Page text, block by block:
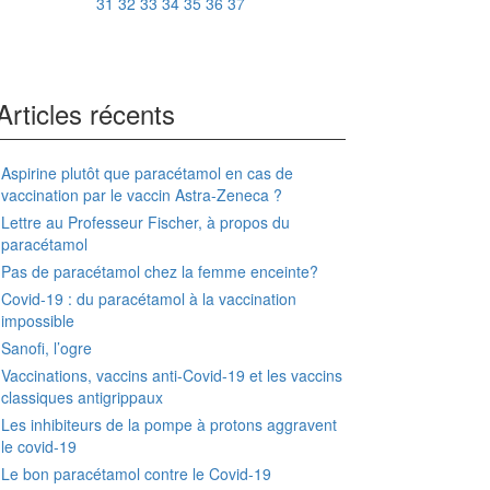
récents
Aspirine plutôt que paracétamol en cas de
vaccination par le vaccin Astra-Zeneca ?
Lettre au Professeur Fischer, à propos du
paracétamol
Pas de paracétamol chez la femme enceinte?
Covid-19 : du paracétamol à la vaccination
impossible
Sanofi, l’ogre
Vaccinations, vaccins anti-Covid-19 et les vaccins
classiques antigrippaux
Les inhibiteurs de la pompe à protons aggravent
le covid-19
Le bon paracétamol contre le Covid-19